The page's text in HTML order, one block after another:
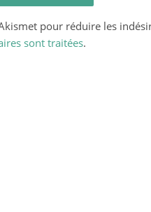
pour réduire les
sont traitées.